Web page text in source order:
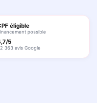
éligible
possible
5
363 avis Google